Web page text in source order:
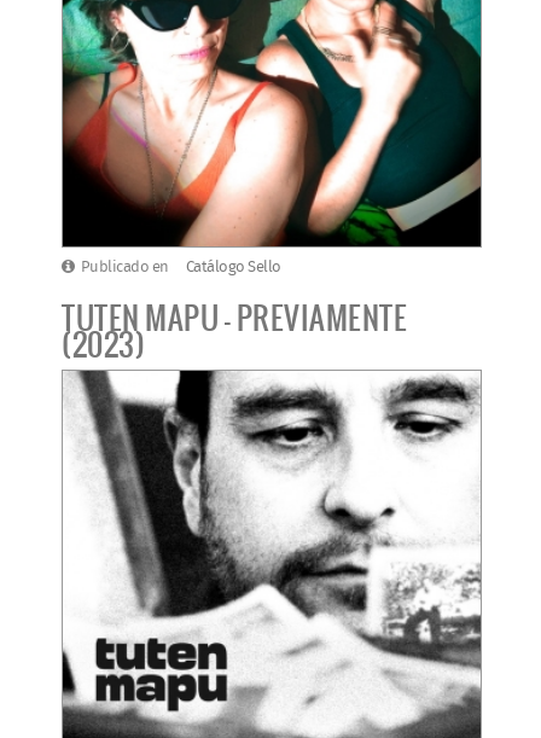
Publicado en Catálogo Sello
TUTEN MAPU - PREVIAMENTE
(2023)